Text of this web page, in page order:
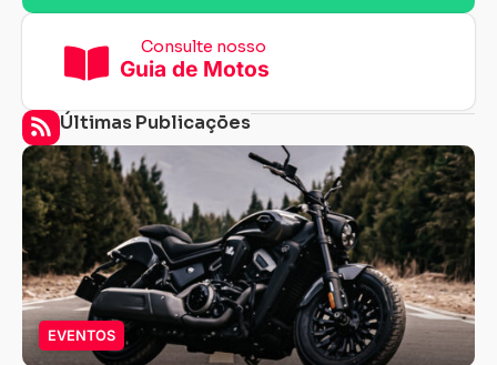
Consulte nosso
Guia de Motos
Últimas Publicações
EVENTOS